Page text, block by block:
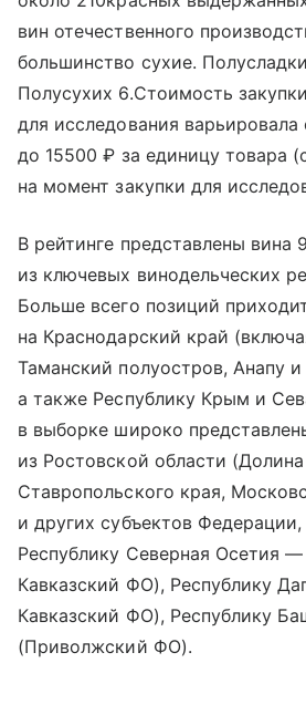
вин отечественного
большинство сухие.
Полусухих 6.Стоимость
для исследования варьировала
до 15500 ₽ за единицу товара
на момент закупки для
В рейтинге представлены вина
из ключевых винодельческих
Больше всего позиций
на Краснодарский край
Таманский полуостров, Анапу
а также Республику Крым и
в выборке широко
из Ростовской области
Ставропольского края,
и других субъектов
Республику Северная Осетия
Кавказский ФО), Республику
Кавказский ФО), Республику
(Приволжский ФО).